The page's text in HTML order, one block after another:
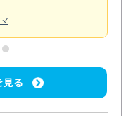
見る